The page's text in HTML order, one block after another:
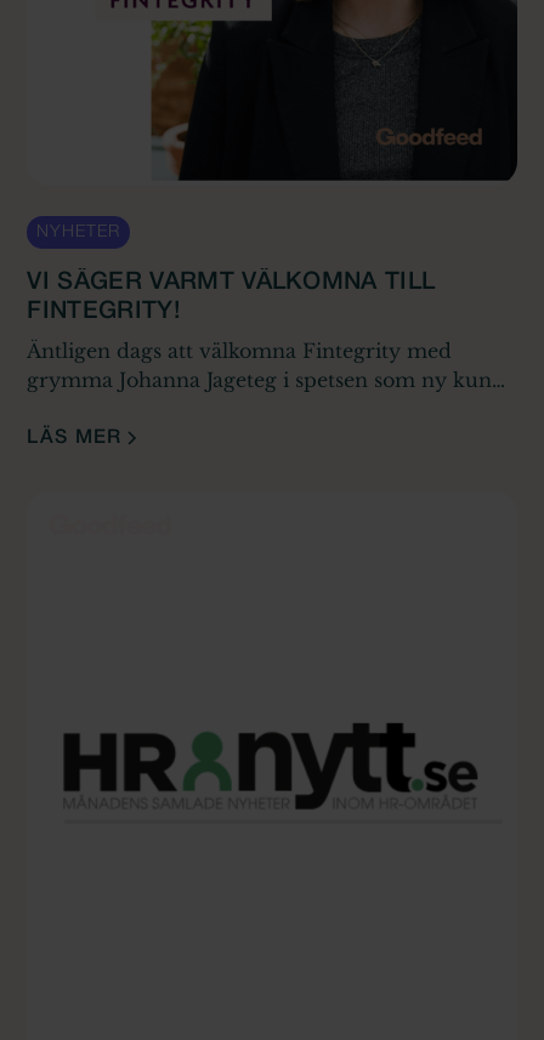
NYHETER
VI SÄGER VARMT VÄLKOMNA TILL
FINTEGRITY!
Äntligen dags att välkomna Fintegrity med
grymma Johanna Jageteg i spetsen som ny kund
LÄS MER